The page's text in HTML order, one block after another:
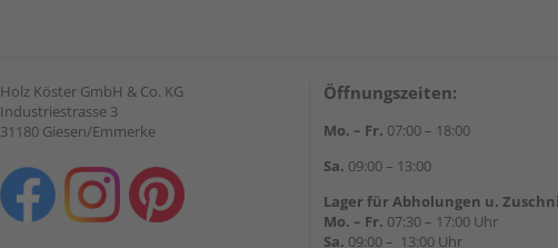
Holz Köster GmbH & Co. KG
Industriestrasse 3
31180 Giesen/Emmerke
Öffnungszeiten:
Mo. – Fr. 07:00 – 18:00
Sa. 09:00 – 13:00
Lager für Abholungen u.
Mo. – Fr. 07:30 – 17:00 Uhr
Sa. 09:00 – 13:00 Uhr